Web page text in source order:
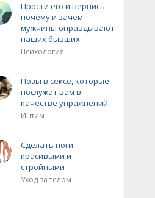
Прости его и вернись:
почему и зачем
мужчины оправдывают
наших бывших
Психология
Позы в сексе, которые
послужат вам в
качестве упражнений
Интим
Сделать ноги
красивыми и
стройными
Уход за телом